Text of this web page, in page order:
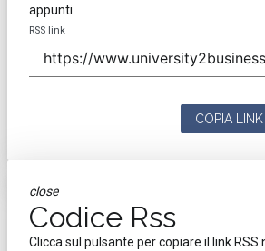
appunti.
RSS link
COPIA LINK
close
Codice Rss
Clicca sul pulsante per copiare il link RSS